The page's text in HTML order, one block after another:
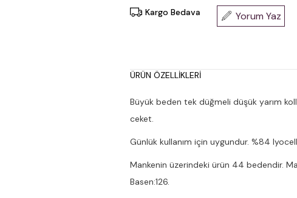
Kargo Bedava Yorum Yaz
ÜRÜN ÖZELLIKLERI
Büyük beden tek düğmeli düşük yarım
ceket.
Günlük kullanım için uygundur. %84
Mankenin üzerindeki ürün 44 bedendir.
Basen:126.